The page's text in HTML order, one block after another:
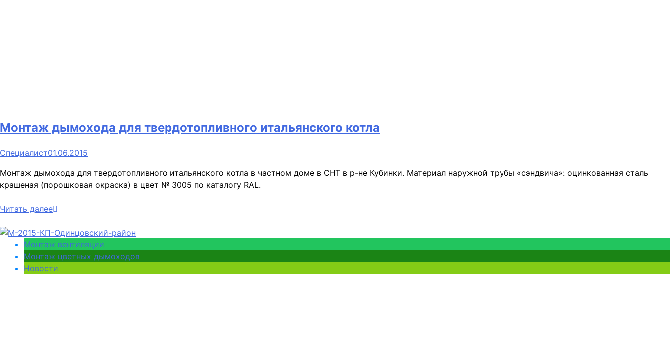
Монтаж дымохода для твердотопливного итальянского котла
Специалист01.06.2015
Монтаж дымохода для твердотопливного итальянского котла в частном доме в СНТ в р-не Кубинки. Материал наружной трубы «сэндвича»: оцинкованная сталь
крашеная (порошковая окраска) в цвет № 3005 по каталогу RAL.
Читать далее
Монтаж вентиляции
Монтаж цветных дымоходов
Новости